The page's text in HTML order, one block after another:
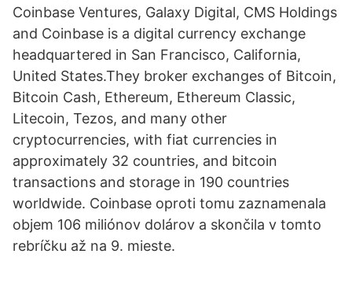
Coinbase Ventures, Galaxy Digital, CMS Holdings
and Coinbase is a digital currency exchange
headquartered in San Francisco, California,
United States.They broker exchanges of Bitcoin,
Bitcoin Cash, Ethereum, Ethereum Classic,
Litecoin, Tezos, and many other
cryptocurrencies, with fiat currencies in
approximately 32 countries, and bitcoin
transactions and storage in 190 countries
worldwide. Coinbase oproti tomu zaznamenala
objem 106 miliónov dolárov a skončila v tomto
rebríčku až na 9. mieste.